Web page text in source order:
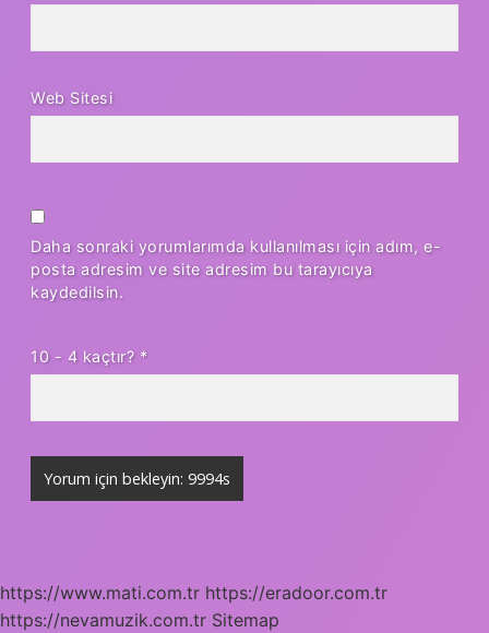
Web Sitesi
Daha sonraki yorumlarımda kullanılması için adım, e-
posta adresim ve site adresim bu tarayıcıya
kaydedilsin.
10 - 4 kaçtır? *
https://www.mati.com.tr https://eradoor.com.tr
https://nevamuzik.com.tr Sitemap